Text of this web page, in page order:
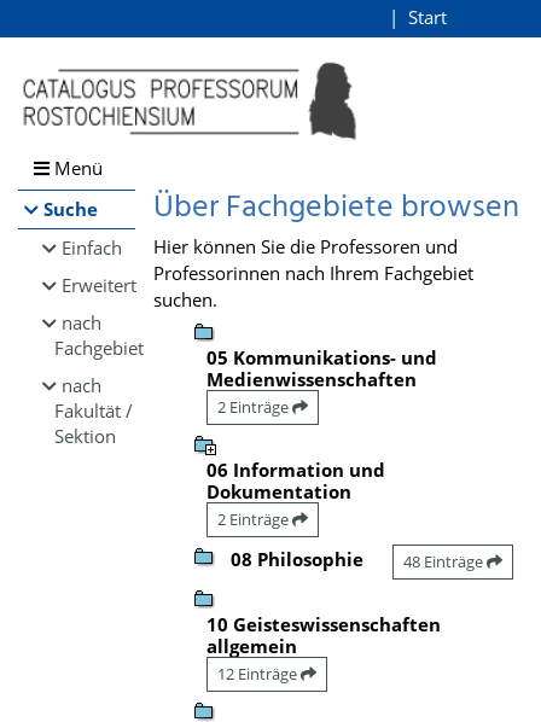
Browsen
direkt zum Inhalt
Start
Menü
Suche
Einfach
Erweitert
nach
Fachgebiet
nach
Fakultät /
Sektion
Über Fachgebiete browsen
Hier können Sie die Professoren und
Professorinnen nach Ihrem Fachgebiet
suchen.
05 Kommunikations- und
Medienwissenschaften
2 Einträge
06 Information und
Dokumentation
2 Einträge
08 Philosophie 48 Einträge
10 Geisteswissenschaften
allgemein
12 Einträge